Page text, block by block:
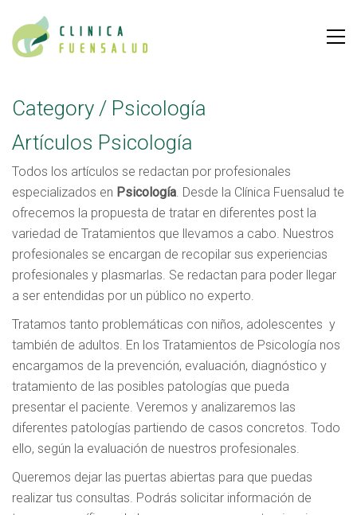
Category / Psicología
Artículos Psicología
Todos los artículos se redactan por profesionales
especializados en Psicología . Desde la Clínica Fuensalud te
ofrecemos la propuesta de tratar en diferentes post la
variedad de Tratamientos que llevamos a cabo. Nuestros
profesionales se encargan de recopilar sus experiencias
profesionales y plasmarlas. Se redactan para poder llegar
a ser entendidas por un público no experto.
Tratamos tanto problemáticas con niños, adolescentes y
también de adultos. En los Tratamientos de Psicología nos
encargamos de la prevención, evaluación, diagnóstico y
tratamiento de las posibles patologías que pueda
presentar el paciente. Veremos y analizaremos las
diferentes patologías partiendo de casos concretos. Todo
ello, según la evaluación de nuestros profesionales.
Queremos dejar las puertas abiertas para que puedas
realizar tus consultas. Podrás solicitar información de